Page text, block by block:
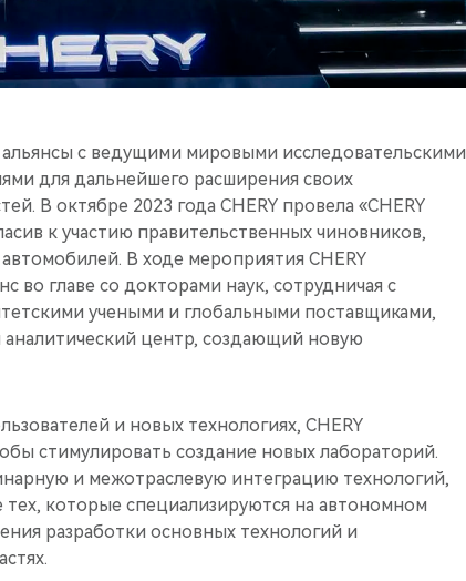
с ведущими мировыми исследовательскими
для дальнейшего расширения своих
В октябре 2023 года CHERY провела «CHERY
к участию правительственных чиновников,
В ходе мероприятия CHERY
во главе со докторами наук, сотрудничая с
учеными и глобальными поставщиками,
центр, создающий новую
и новых технологиях, CHERY
стимулировать создание новых лабораторий.
и межотраслевую интеграцию технологий,
тех, которые специализируются на автономном
разработки основных технологий и